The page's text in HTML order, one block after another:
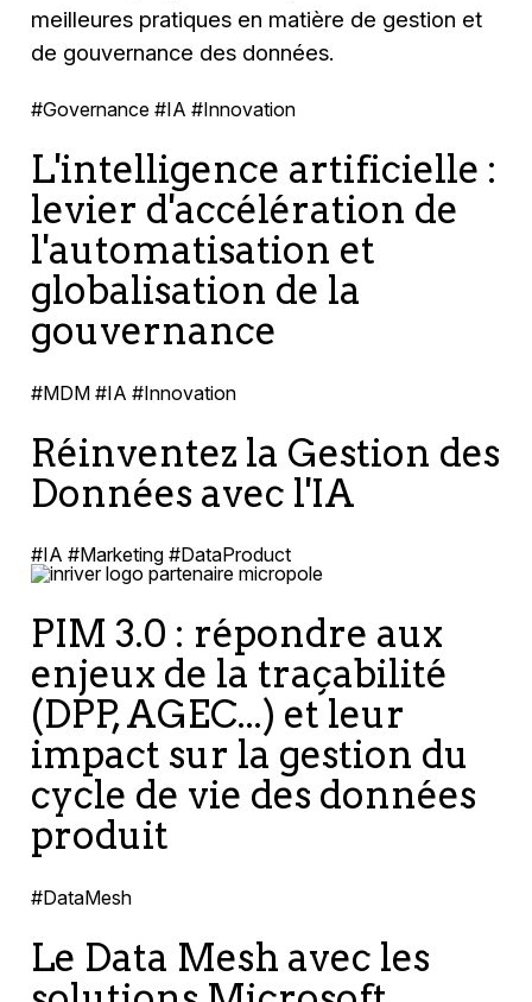
meilleures pratiques en matière de gestion et
de gouvernance des données.
#Governance #IA #Innovation
L'intelligence artificielle :
levier d'accélération de
l'automatisation et
globalisation de la
gouvernance
#MDM #IA #Innovation
Réinventez la Gestion des
Données avec l'IA
#IA #Marketing #DataProduct
PIM 3.0 : répondre aux
enjeux de la traçabilité
(DPP, AGEC...) et leur
impact sur la gestion du
cycle de vie des données
produit
#DataMesh
Le Data Mesh avec les